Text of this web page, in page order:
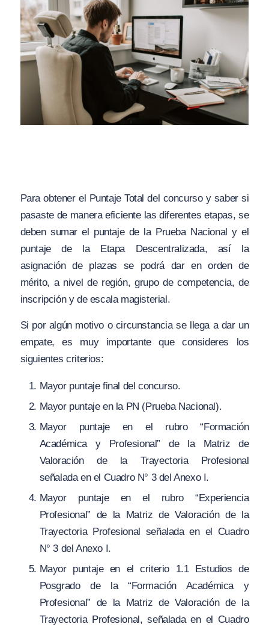
Para obtener el Puntaje Total del concurso y saber si
pasaste de manera eficiente las diferentes etapas, se
deben sumar el puntaje de la Prueba Nacional y el
puntaje de la Etapa Descentralizada, así la
asignación de plazas se podrá dar en orden de
mérito, a nivel de región, grupo de competencia, de
inscripción y de escala magisterial.
Si por algún motivo o circunstancia se llega a dar un
empate, es muy importante que consideres los
siguientes criterios:
Mayor puntaje final del concurso.
Mayor puntaje en la PN (Prueba Nacional).
Mayor puntaje en el rubro “Formación
Académica y Profesional” de la Matriz de
Valoración de la Trayectoria Profesional
señalada en el Cuadro N° 3 del Anexo I.
Mayor puntaje en el rubro “Experiencia
Profesional” de la Matriz de Valoración de la
Trayectoria Profesional señalada en el Cuadro
N° 3 del Anexo I.
Mayor puntaje en el criterio 1.1 Estudios de
Posgrado de la “Formación Académica y
Profesional” de la Matriz de Valoración de la
Trayectoria Profesional, señalada en el Cuadro